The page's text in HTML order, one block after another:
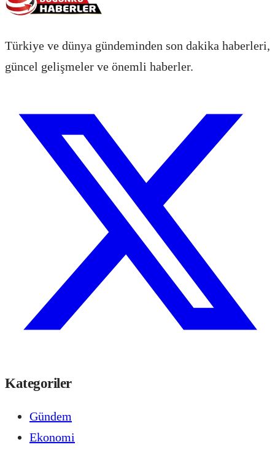
Türkiye ve dünya gündeminden son dakika haberleri,
güncel gelişmeler ve önemli haberler.
Kategoriler
Gündem
Ekonomi